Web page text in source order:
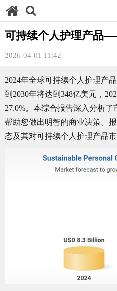
可持续个人护理产品
2026-04-01 11:42
2024年全球可持续个人护理产
到2030年将达到348亿美元，
27.0%。本综合报告深入分析了
帮助您做出明智的商业决策。
态及其对可持续个人护理产品市